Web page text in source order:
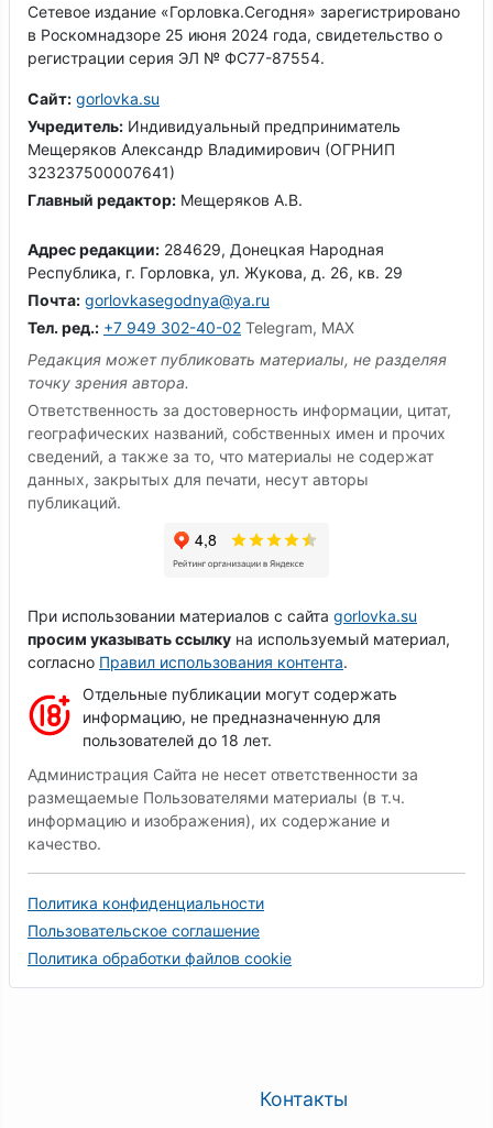
Сетевое издание «Горловка.Сегодня» зарегистрировано
в Роскомнадзоре 25 июня 2024 года, свидетельство о
регистрации серия ЭЛ № ФС77-87554.
Сайт: gorlovka.su
Учредитель: Индивидуальный предприниматель
Мещеряков Александр Владимирович (ОГРНИП
323237500007641)
Главный редактор: Мещеряков А.В.
Адрес редакции: 284629, Донецкая Народная
Республика, г. Горловка, ул. Жукова, д. 26, кв. 29
Почта: gorlovkasegodnya@ya.ru
Тел. ред.: +7 949 302-40-02 Telegram, MAX
Редакция может публиковать материалы, не разделяя
точку зрения автора.
Ответственность за достоверность информации, цитат,
географических названий, собственных имен и прочих
сведений, а также за то, что материалы не содержат
данных, закрытых для печати, несут авторы
публикаций.
При использовании материалов с сайта gorlovka.su
просим указывать ссылку на используемый материал,
согласно Правил использования контента.
Отдельные публикации могут содержать
информацию, не предназначенную для
пользователей до 18 лет.
Администрация Сайта не несет ответственности за
размещаемые Пользователями материалы (в т.ч.
информацию и изображения), их содержание и
качество.
Политика конфиденциальности
Пользовательское соглашение
Политика обработки файлов cookie
Контакты